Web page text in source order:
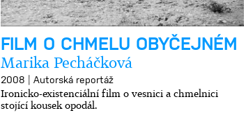
FILM O CHMELU OBYČEJNÉM
Marika Pecháčková
2008 | Autorská reportáž
Ironicko-existenciální film o vesnici a chmelnici
stojící kousek opodál.